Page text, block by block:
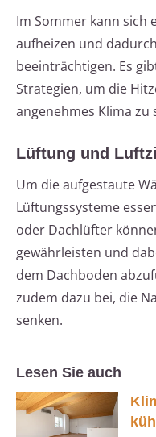
Im Sommer kann sich
aufheizen und
beeinträchtigen. Es
Strategien, um die
angenehmes Klima zu
Lüftung und
Um die aufgestaute
Lüftungssysteme
oder Dachlüfter
gewährleisten und
dem Dachboden
zudem dazu bei, die
senken.
Lesen Sie auch